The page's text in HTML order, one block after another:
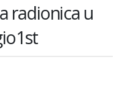
radionica u